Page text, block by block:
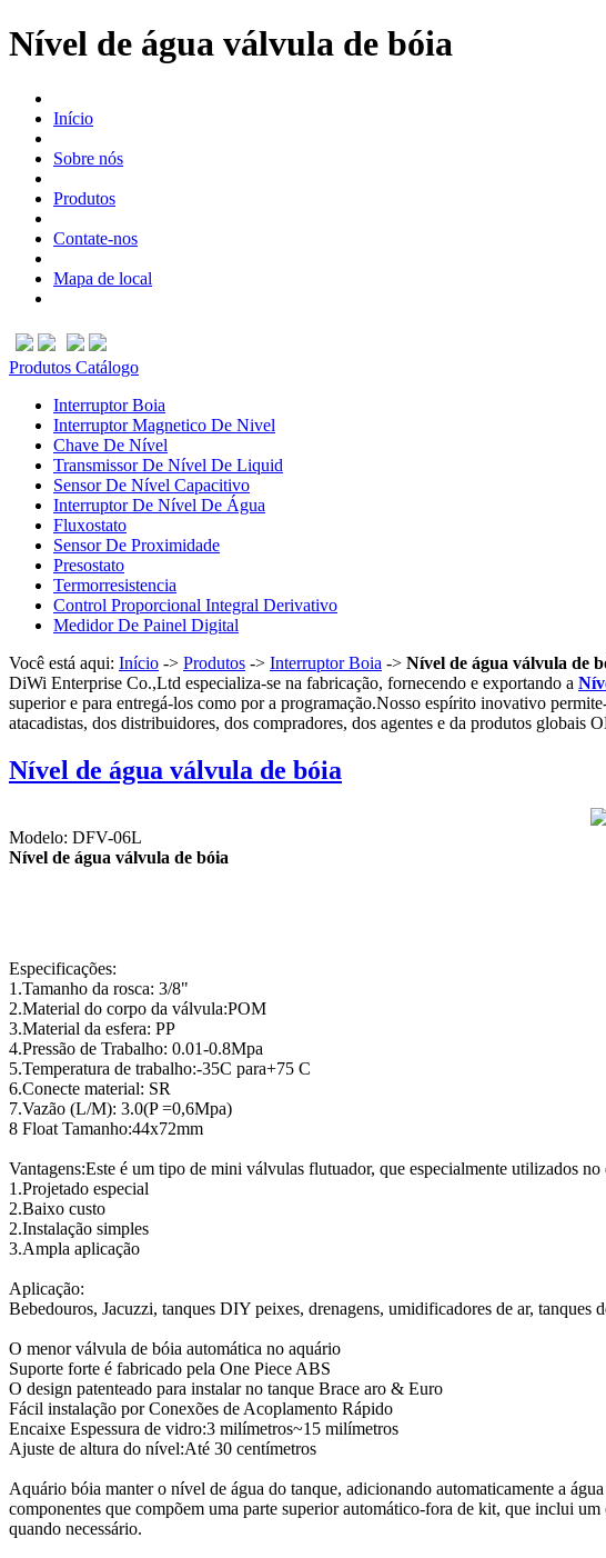
Nível de água válvula de bóia
Início
Sobre nós
Produtos
Contate-nos
Mapa de local
Produtos Catálogo
Interruptor Boia
Interruptor Magnetico De Nivel
Chave De Nível
Transmissor De Nível De Liquid
Sensor De Nível Capacitivo
Interruptor De Nível De Água
Fluxostato
Sensor De Proximidade
Presostato
Termorresistencia
Control Proporcional Integral Derivativo
Medidor De Painel Digital
Você está aqui: Início -> Produtos -> Interruptor Boia -> Nível de água válvula de
DiWi Enterprise Co.,Ltd especializa-se na fabricação, fornecendo e exportando a
superior e para entregá-los como por a programação.Nosso espírito inovativo
atacadistas, dos distribuidores, dos compradores, dos agentes e da produtos globais
Nível de água válvula de bóia
Modelo: DFV-06L
Nível de água válvula de bóia
Especificações:
1.Tamanho da rosca: 3/8"
2.Material do corpo da válvula:POM
3.Material da esfera: PP
4.Pressão de Trabalho: 0.01-0.8Mpa
5.Temperatura de trabalho:-35C para+75 C
6.Conecte material: SR
7.Vazão (L/M): 3.0(P =0,6Mpa)
8 Float Tamanho:44x72mm
Vantagens:Este é um tipo de mini válvulas flutuador, que especialmente utilizados
1.Projetado especial
2.Baixo custo
2.Instalação simples
3.Ampla aplicação
Aplicação:
Bebedouros, Jacuzzi, tanques DIY peixes, drenagens, umidificadores de ar,
O menor válvula de bóia automática no aquário
Suporte forte é fabricado pela One Piece ABS
O design patenteado para instalar no tanque Brace aro & Euro
Fácil instalação por Conexões de Acoplamento Rápido
Encaixe Espessura de vidro:3 milímetros~15 milímetros
Ajuste de altura do nível:Até 30 centímetros
Aquário bóia manter o nível de água do tanque, adicionando automaticamente a
componentes que compõem uma parte superior automático-fora de kit, que inclui
quando necessário.